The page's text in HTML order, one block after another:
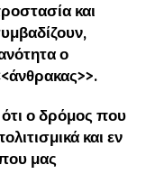
και
ο
ο δρόμος που
και εν
που μας